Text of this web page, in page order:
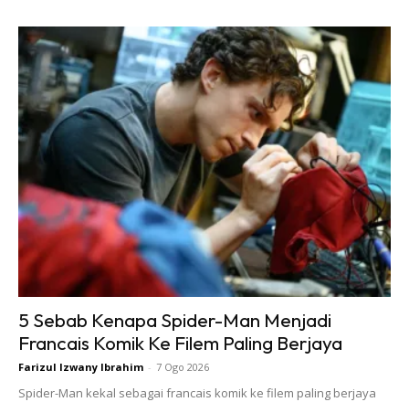
anak dapat berjalan dan beradaptasi bagi dari segi sosial,
fizikal, kognitif dan interaksi sensori.
3. Kukuhkan hubungan kekeluargaan
5 Sebab Kenapa Spider-Man Menjadi
Francais Komik Ke Filem Paling Berjaya
Farizul Izwany Ibrahim - 7 Ogo 2026
Spider-Man kekal sebagai francais komik ke filem paling berjaya